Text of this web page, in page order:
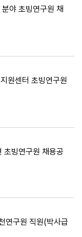
야 초빙연구원 채
원센터 초빙연구원
빙연구원 채용공
구원 직원(박사급